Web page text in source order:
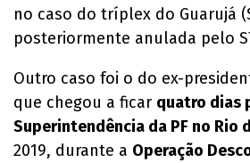
no caso do tríplex do Guarujá
posteriormente anulada pelo
Outro caso foi o do ex-
que chegou a ficar quatro dias
Superintendência da PF no Rio
2019, durante a Operação